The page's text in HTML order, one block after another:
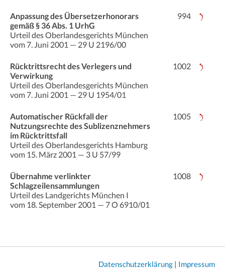
Anpassung des Übersetzerhonorars
gemäß § 36 Abs. 1 UrhG
Urteil des Oberlandesgerichts München
vom 7. Juni 2001 — 29 U 2196/00
994
Rücktrittsrecht des Verlegers und
Verwirkung
Urteil des Oberlandesgerichts München
vom 7. Juni 2001 — 29 U 1954/01
1002
Automatischer Rückfall der
Nutzungsrechte des Sublizenznehmers
im Rücktrittsfall
Urteil des Oberlandesgerichts Hamburg
vom 15. März 2001 — 3 U 57/99
1005
Übernahme verlinkter
Schlagzeilensammlungen
Urteil des Landgerichts München I
vom 18. September 2001 — 7 O 6910/01
1008
Datenschutzerklärung | Impressum